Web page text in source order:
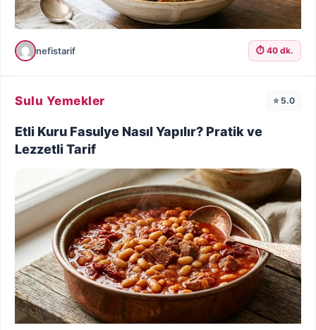
nefistarif ⏱️ 40 dk.
Sulu Yemekler ⭐ 5.0
Etli Kuru Fasulye Nasıl Yapılır? Pratik ve
Lezzetli Tarif